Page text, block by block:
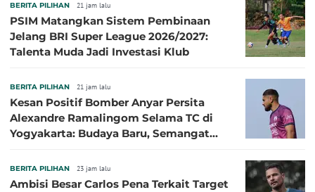
BERITA PILIHAN 21 jam lalu
PSIM Matangkan Sistem Pembinaan
Jelang BRI Super League 2026/2027:
Talenta Muda Jadi Investasi Klub
BERITA PILIHAN 21 jam lalu
Kesan Positif Bomber Anyar Persita
Alexandre Ramalingom Selama TC di
Yogyakarta: Budaya Baru, Semangat
BERITA PILIHAN 23 jam lalu
Ambisi Besar Carlos Pena Terkait Target